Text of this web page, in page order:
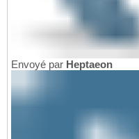
Envoyé par Heptaeon